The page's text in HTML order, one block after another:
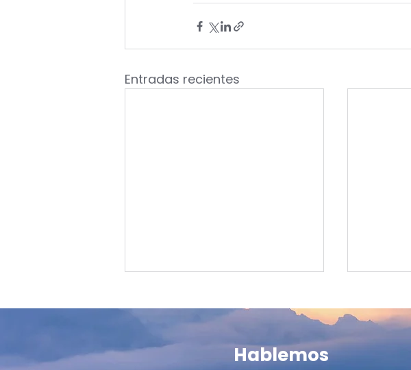
Entradas recientes
Cobre en máximos
aviva optimismo en Chile
El cobre supera USD 6,67 la
libra y el peso se aprecia $14
Amazon
Hablemos